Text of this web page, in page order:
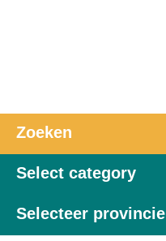
Zoeken
Select category
Selecteer provincie